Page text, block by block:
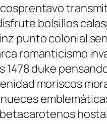
bolsillos
punto colonial
romanticismo
duke
moriscos